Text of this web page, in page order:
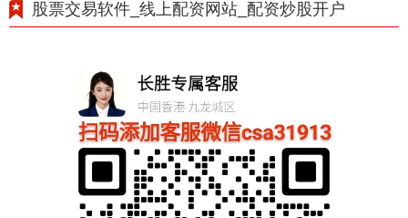
股票交易软件_线上配资网站_配资炒股开户